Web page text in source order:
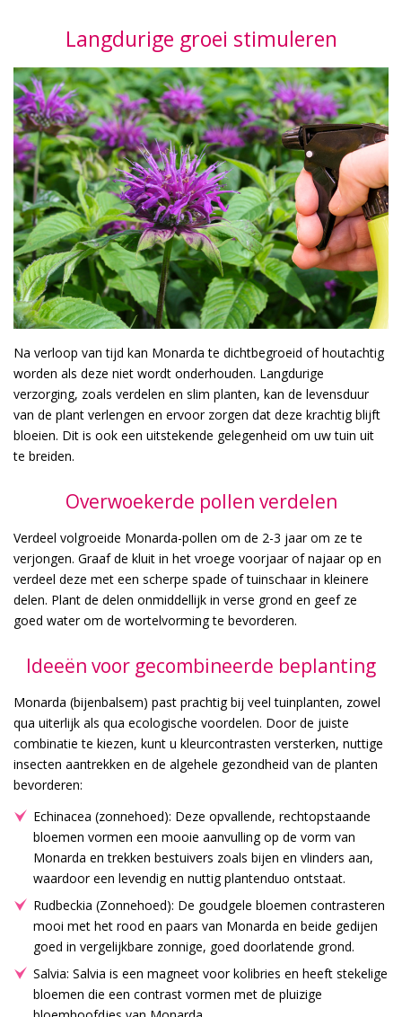
Langdurige groei stimuleren
Na verloop van tijd kan Monarda te dichtbegroeid of houtachtig
worden als deze niet wordt onderhouden. Langdurige
verzorging, zoals verdelen en slim planten, kan de levensduur
van de plant verlengen en ervoor zorgen dat deze krachtig blijft
bloeien. Dit is ook een uitstekende gelegenheid om uw tuin uit
te breiden.
Overwoekerde pollen verdelen
Verdeel volgroeide Monarda-pollen om de 2-3 jaar om ze te
verjongen. Graaf de kluit in het vroege voorjaar of najaar op en
verdeel deze met een scherpe spade of tuinschaar in kleinere
delen. Plant de delen onmiddellijk in verse grond en geef ze
goed water om de wortelvorming te bevorderen.
Ideeën voor gecombineerde beplanting
Monarda (bijenbalsem) past prachtig bij veel tuinplanten, zowel
qua uiterlijk als qua ecologische voordelen. Door de juiste
combinatie te kiezen, kunt u kleurcontrasten versterken, nuttige
insecten aantrekken en de algehele gezondheid van de planten
bevorderen:
Echinacea (zonnehoed): Deze opvallende, rechtopstaande
bloemen vormen een mooie aanvulling op de vorm van
Monarda en trekken bestuivers zoals bijen en vlinders aan,
waardoor een levendig en nuttig plantenduo ontstaat.
Rudbeckia (Zonnehoed): De goudgele bloemen contrasteren
mooi met het rood en paars van Monarda en beide gedijen
goed in vergelijkbare zonnige, goed doorlatende grond.
Salvia: Salvia is een magneet voor kolibries en heeft stekelige
bloemen die een contrast vormen met de pluizige